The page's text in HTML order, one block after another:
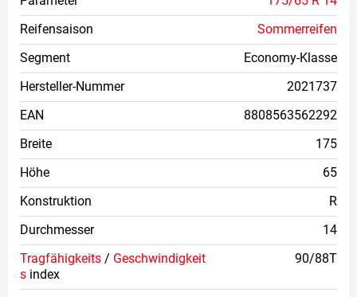
Reifensaison
Sommerreifen
Segment
Economy-Klasse
Hersteller-Nummer
2021737
EAN
8808563562292
Breite
175
Höhe
65
Konstruktion
R
Durchmesser
14
Tragfähigkeits / Geschwindigkeit
s index
90/88T